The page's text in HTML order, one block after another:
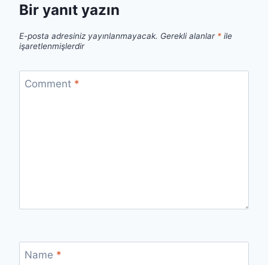
Bir yanıt yazın
E-posta adresiniz yayınlanmayacak. Gerekli alanlar * ile
işaretlenmişlerdir
Comment *
Name *